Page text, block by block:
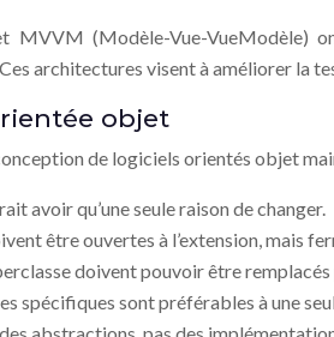
MVVM (Modèle-Vue-VueModèle)
architectures visent à améliorer la
objet
de logiciels orientés objet
avoir qu’une seule raison de changer.
être ouvertes à l’extension, mais
doivent pouvoir être
spécifiques sont préférables à une